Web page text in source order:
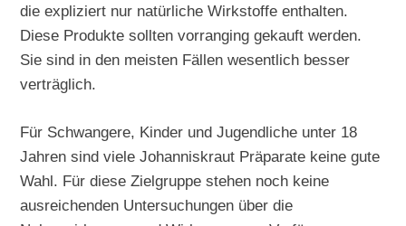
die expliziert nur natürliche Wirkstoffe enthalten.
Diese Produkte sollten vorranging gekauft werden.
Sie sind in den meisten Fällen wesentlich besser
verträglich.
Für Schwangere, Kinder und Jugendliche unter 18
Jahren sind viele Johanniskraut Präparate keine gute
Wahl. Für diese Zielgruppe stehen noch keine
ausreichenden Untersuchungen über die